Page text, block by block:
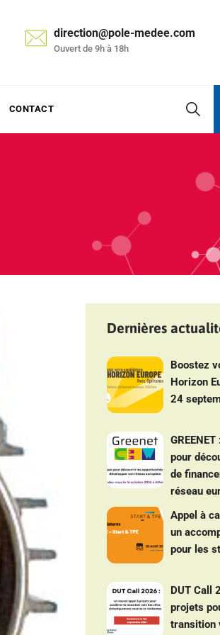
direction@pole-medee.com
Ouvert de 9h à 18h
CONTACT
Dernières
Boostez
Horizon
24
pour
de
réseau
Appel à
un
pour les
DUT Call
projets
transition